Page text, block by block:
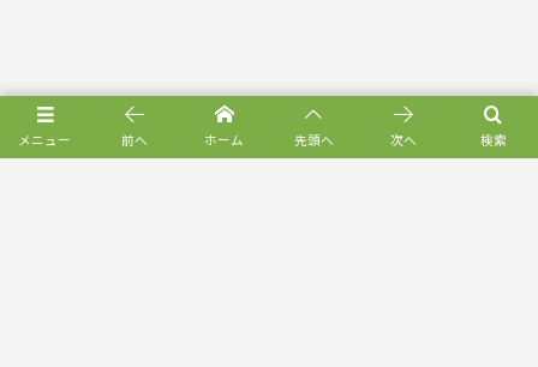
メニュー 検索
前へ ホーム 先頭へ 次へ